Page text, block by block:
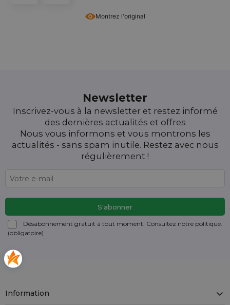
Montrez l'original
Newsletter
Inscrivez-vous à la newsletter et restez informé
des dernières actualités et offres
Nous vous informons et vous montrons les
actualités - sans spam inutile. Restez avec nous
régulièrement !
Désabonnement gratuit à tout moment. Consultez notre politique.
(obligatoire)
Information